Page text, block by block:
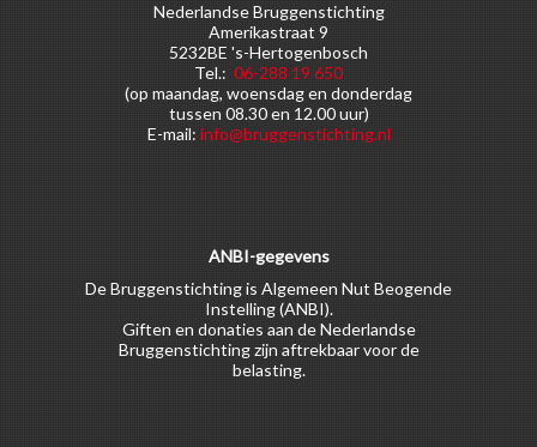
Nederlandse Bruggenstichting
Amerikastraat 9
5232BE 's-Hertogenbosch
Tel.: 06-288 19 650
(op maandag, woensdag en donderdag
tussen 08.30 en 12.00 uur)
E-mail: info@bruggenstichting.nl
ANBI-gegevens
De Bruggenstichting is Algemeen Nut Beogende
Instelling (ANBI).
Giften en donaties aan de Nederlandse
Bruggenstichting zijn aftrekbaar voor de
belasting.